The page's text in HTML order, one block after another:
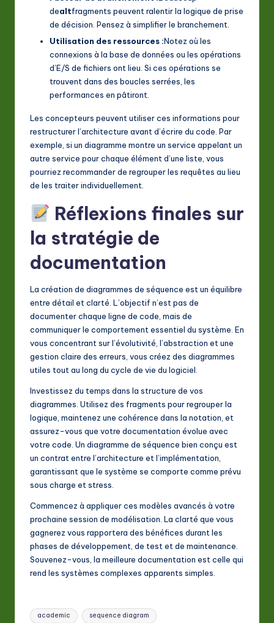
dealtfragments peuvent ralentir la logique de prise
de décision. Pensez à simplifier le branchement.
Utilisation des ressources :Notez où les
connexions à la base de données ou les opérations
d’E/S de fichiers ont lieu. Si ces opérations se
trouvent dans des boucles serrées, les
performances en pâtiront.
Les concepteurs peuvent utiliser ces informations pour
restructurer l’architecture avant d’écrire du code. Par
exemple, si un diagramme montre un service appelant un
autre service pour chaque élément d’une liste, vous
pourriez recommander de regrouper les requêtes au lieu
de les traiter individuellement.
Réflexions finales sur
la stratégie de
documentation
La création de diagrammes de séquence est un équilibre
entre détail et clarté. L’objectif n’est pas de
documenter chaque ligne de code, mais de
communiquer le comportement essentiel du système. En
vous concentrant sur l’évolutivité, l’abstraction et une
gestion claire des erreurs, vous créez des diagrammes
utiles tout au long du cycle de vie du logiciel.
Investissez du temps dans la structure de vos
diagrammes. Utilisez des fragments pour regrouper la
logique, maintenez une cohérence dans la notation, et
assurez-vous que votre documentation évolue avec
votre code. Un diagramme de séquence bien conçu est
un contrat entre l’architecture et l’implémentation,
garantissant que le système se comporte comme prévu
sous charge et stress.
Commencez à appliquer ces modèles avancés à votre
prochaine session de modélisation. La clarté que vous
gagnerez vous rapportera des bénéfices durant les
phases de développement, de test et de maintenance.
Souvenez-vous, la meilleure documentation est celle qui
rend les systèmes complexes apparents simples.
Tags:
academic sequence diagram